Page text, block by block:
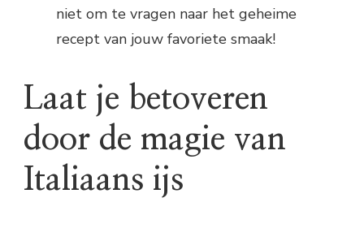
niet om te vragen naar het geheime
recept van jouw favoriete smaak!
Laat je betoveren
door de magie van
Italiaans ijs